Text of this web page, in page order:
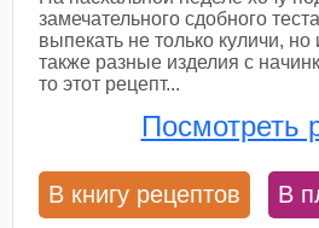
замечательного сдобного
выпекать не только куличи, но
также разные изделия с
то этот рецепт...
Посмотреть
В книгу рецептов В